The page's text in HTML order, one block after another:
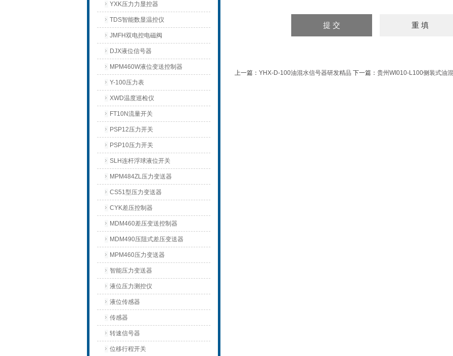
YXK压力力显控器
TDS智能数显温控仪
JMFH双电控电磁阀
DJX液位信号器
MPM460W液位变送控制器
Y-100压力表
XWD温度巡检仪
FT10N流量开关
PSP12压力开关
PSP10压力开关
SLH连杆浮球液位开关
MPM484ZL压力变送器
CS51型压力变送器
CYK差压控制器
MDM460差压变送控制器
MDM490压阻式差压变送器
MPM460压力变送器
智能压力变送器
液位压力测控仪
液位传感器
传感器
转速信号器
位移行程开关
上一篇： YHX-D-100油混水信号器研发精品 下一篇： 贵州WI010-L100侧装式油